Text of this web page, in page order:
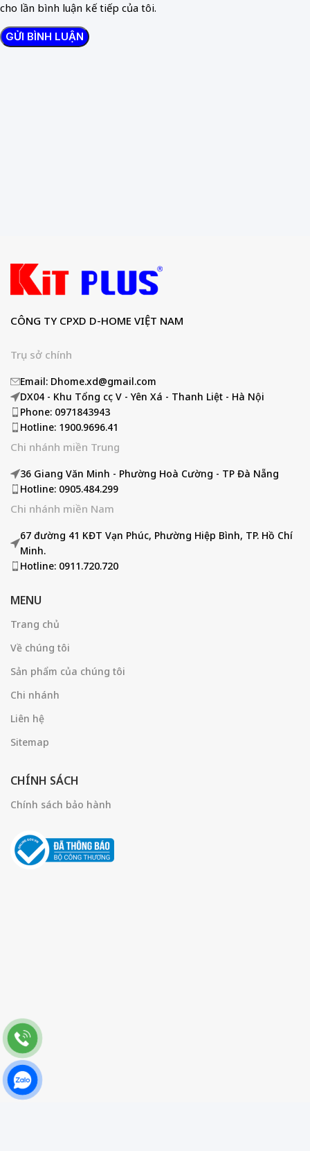
cho lần bình luận kế tiếp của tôi.
CÔNG TY CPXD D-HOME VIỆT NAM
Trụ sở chính
Email: Dhome.xd@gmail.com
DX04 - Khu Tổng cục V - Yên Xá - Thanh Liệt - Hà Nội
Phone: 0971843943
Hotline: 1900.9696.41
Chi nhánh miền Trung
36 Giang Văn Minh - Phường Hoà Cường - TP Đà Nẵng
Hotline: 0905.484.299
Chi nhánh miền Nam
67 đường 41 KĐT Vạn Phúc, Phường Hiệp Bình, TP. Hồ Chí
Minh.
Hotline: 0911.720.720
MENU
Trang chủ
Về chúng tôi
Sản phẩm của chúng tôi
Chi nhánh
Liên hệ
Sitemap
CHÍNH SÁCH
Chính sách bảo hành